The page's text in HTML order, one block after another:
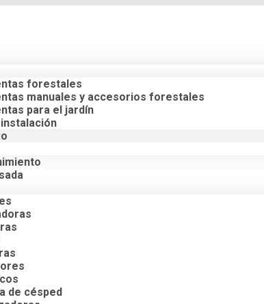
forestales
manuales y accesorios forestales
para el jardín
de césped